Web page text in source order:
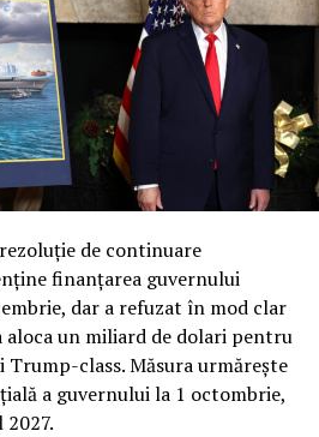
de continuare
finanțarea guvernului
dar a refuzat în mod clar
aloca un miliard de dolari pentru
class. Măsura urmărește
a guvernului la 1 octombrie,